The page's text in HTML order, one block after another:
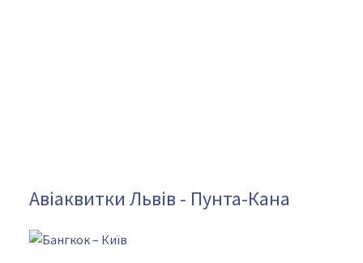
Авіаквитки Львів - Пунта-Кана